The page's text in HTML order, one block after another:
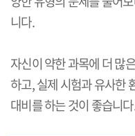
니다.
자신이 약한 과목에 더 많
하고, 실제 시험과 유사한
대비를 하는 것이 좋습니